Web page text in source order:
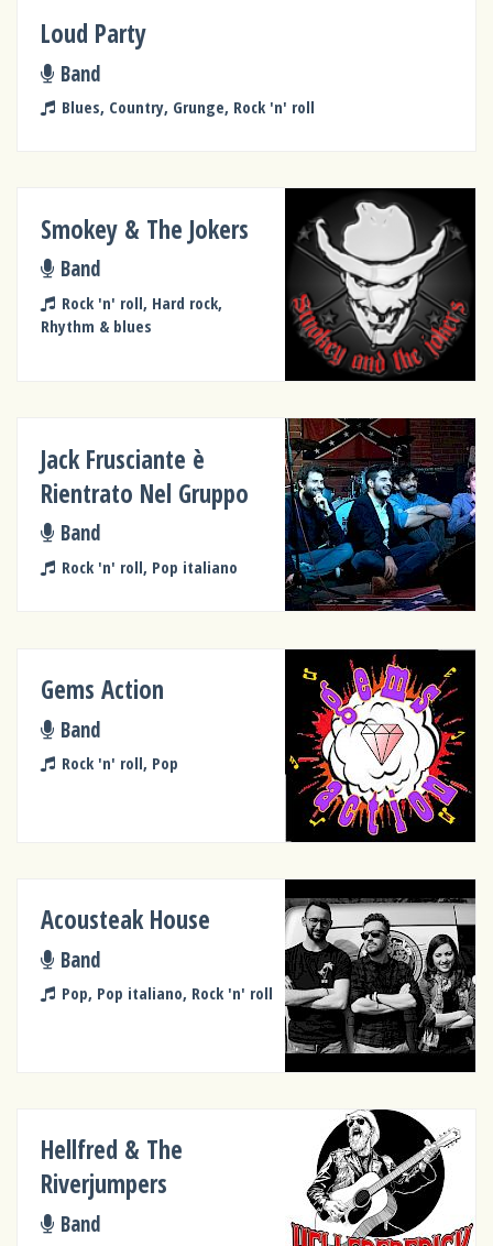
Loud Party
Band
Blues, Country, Grunge, Rock 'n' roll
Smokey & The Jokers
Band
Rock 'n' roll, Hard rock,
Rhythm & blues
Jack Frusciante è
Rientrato Nel Gruppo
Band
Rock 'n' roll, Pop italiano
Gems Action
Band
Rock 'n' roll, Pop
Acousteak House
Band
Pop, Pop italiano, Rock 'n' roll
Hellfred & The
Riverjumpers
Band